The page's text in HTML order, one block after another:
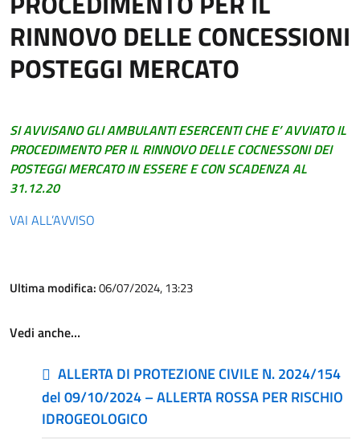
RINNOVO DELLE CONCESSIONI
POSTEGGI MERCATO
SI AVVISANO GLI AMBULANTI ESERCENTI CHE E’ AVVIATO IL
PROCEDIMENTO PER IL RINNOVO DELLE COCNESSONI DEI
POSTEGGI MERCATO IN ESSERE E CON SCADENZA AL
31.12.20
VAI ALL’AVVISO
Ultima modifica:06/07/2024, 13:23
Vedi anche…
ALLERTA DI PROTEZIONE CIVILE N. 2024/154
del 09/10/2024 – ALLERTA ROSSA PER RISCHIO
IDROGEOLOGICO